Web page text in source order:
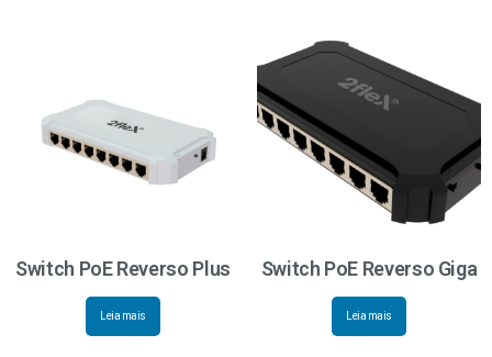
Switch PoE Reverso Plus
Leia mais
Switch PoE Reverso Giga
Leia mais